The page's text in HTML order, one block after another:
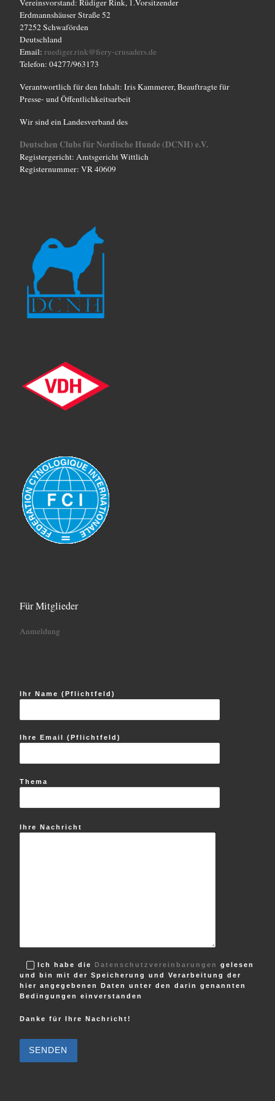
Vereinsvorstand: Rüdiger Rink, 1.Vorsitzender
Erdmannshäuser Straße 52
27252 Schwaförden
Deutschland
Email: ruediger.rink@fiery-crusaders.de
Telefon: 04277/963173
Verantwortlich für den Inhalt: Iris Kammerer, Beauftragte für
Presse- und Öffentlichkeitsarbeit
Wir sind ein Landesverband des
Deutschen Clubs für Nordische Hunde (DCNH) e.V.
Registergericht: Amtsgericht Wittlich
Registernummer: VR 40609
Für Mitglieder
Anmeldung
Ihr Name (Pflichtfeld)
Ihre Email (Pflichtfeld)
Thema
Ihre Nachricht
Ich habe die Datenschutzvereinbarungen
gelesen
und bin mit der Speicherung und Verarbeitung der
hier angegebenen Daten unter den darin genannten
Bedingungen einverstanden
Danke für Ihre Nachricht!
i
e